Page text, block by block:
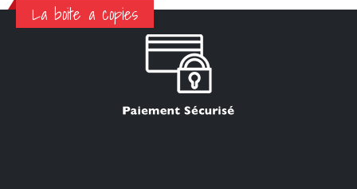
La boite a copies